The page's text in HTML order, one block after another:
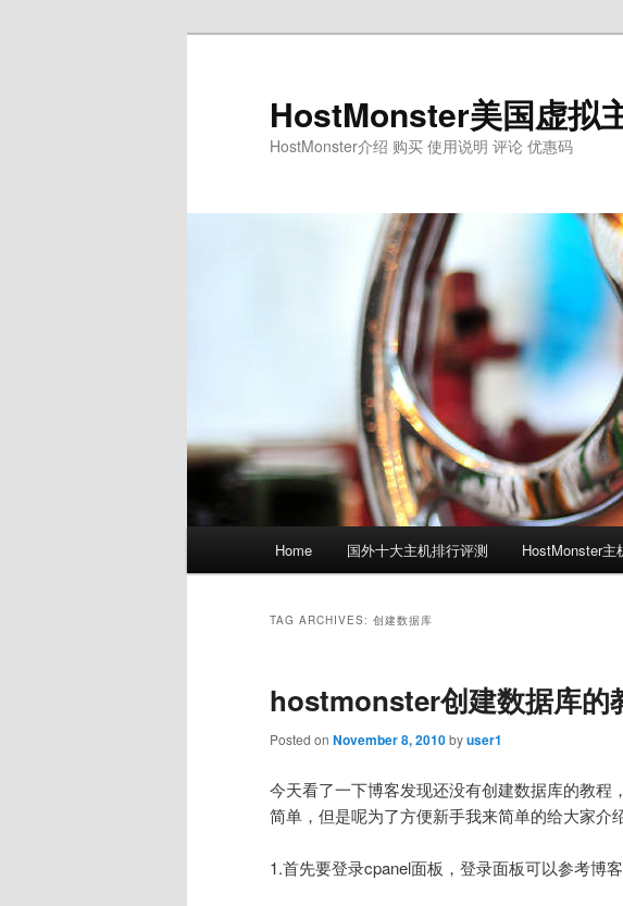
HostMonster美国虚拟
HostMonster介绍 购买 使用说明 评论 优惠码
Home 国外十大主机排行评测 HostMonster主
TAG ARCHIVES: 创建数据库
hostmonster创建数据库的
Posted on November 8, 2010byuser1
今天看了一下博客发现还没有创建数据库的教程
简单，但是呢为了方便新手我来简单的给大家介
1.首先要登录cpanel面板，登录面板可以参考博